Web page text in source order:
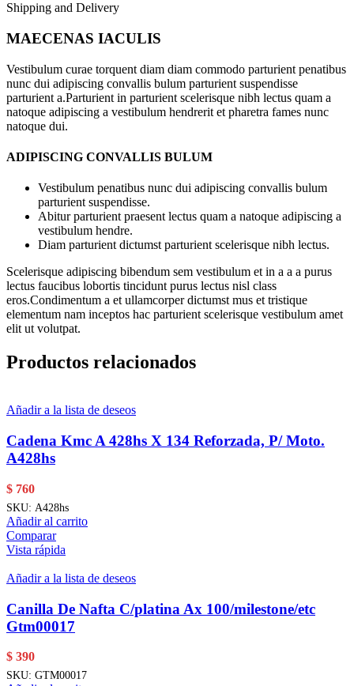
Shipping and Delivery
MAECENAS IACULIS
Vestibulum curae torquent diam diam commodo parturient penatibus
nunc dui adipiscing convallis bulum parturient suspendisse
parturient a.Parturient in parturient scelerisque nibh lectus quam a
natoque adipiscing a vestibulum hendrerit et pharetra fames nunc
natoque dui.
ADIPISCING CONVALLIS BULUM
Vestibulum penatibus nunc dui adipiscing convallis bulum
parturient suspendisse.
Abitur parturient praesent lectus quam a natoque adipiscing a
vestibulum hendre.
Diam parturient dictumst parturient scelerisque nibh lectus.
Scelerisque adipiscing bibendum sem vestibulum et in a a a purus
lectus faucibus lobortis tincidunt purus lectus nisl class
eros.Condimentum a et ullamcorper dictumst mus et tristique
elementum nam inceptos hac parturient scelerisque vestibulum amet
elit ut volutpat.
Productos relacionados
Añadir a la lista de deseos
Cadena Kmc A 428hs X 134 Reforzada, P/ Moto.
A428hs
$ 760
SKU: A428hs
Añadir al carrito
Comparar
Vista rápida
Añadir a la lista de deseos
Canilla De Nafta C/platina Ax 100/milestone/etc
Gtm00017
$ 390
SKU: GTM00017